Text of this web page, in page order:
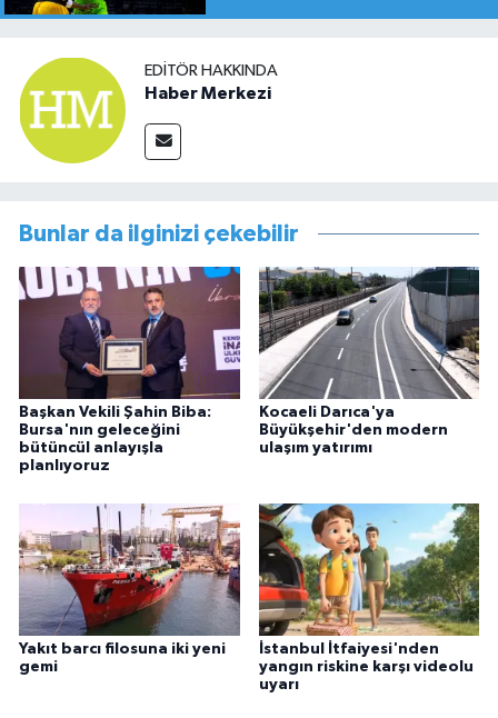
EDITÖR HAKKINDA
Haber Merkezi
Bunlar da ilginizi çekebilir
Başkan Vekili Şahin Biba:
Bursa'nın geleceğini
bütüncül anlayışla
planlıyoruz
Kocaeli Darıca'ya
Büyükşehir'den modern
ulaşım yatırımı
Yakıt barcı filosuna iki yeni
gemi
İstanbul İtfaiyesi'nden
yangın riskine karşı videolu
uyarı